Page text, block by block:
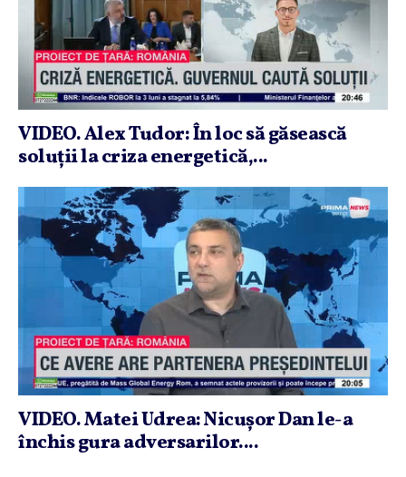
VIDEO. Alex Tudor: În loc să găsească
soluţii la criza energetică,...
VIDEO. Matei Udrea: Nicuşor Dan le-a
închis gura adversarilor....